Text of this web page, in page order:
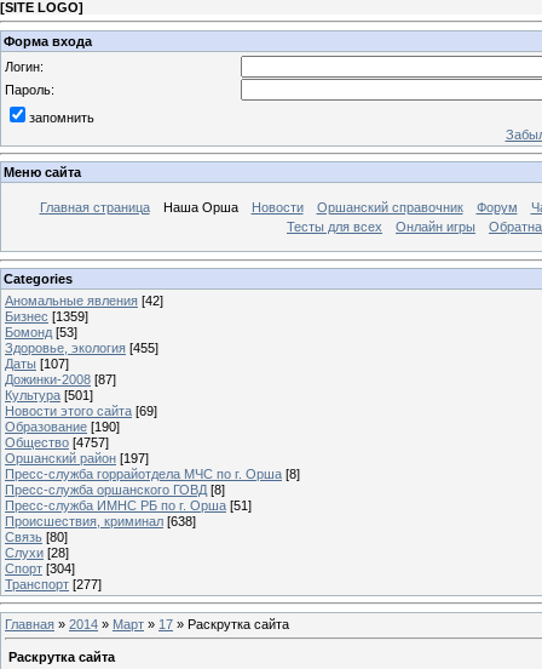
[SITE LOGO]
Форма входа
Логин:
Пароль:
запомнить
Меню сайта
Главная страница Наша Орша Новости Оршанский справочник Форум
Тесты для всех
Онлайн игры
Categories
Аномальные явления [42]
Бизнес [1359]
Бомонд [53]
Здоровье, экология [455]
Даты [107]
Дожинки-2008 [87]
Культура [501]
Новости этого сайта [69]
Образование [190]
Общество [4757]
Оршанский район [197]
Пресс-служба горрайотдела МЧС по г. Орша [8]
Пресс-служба оршанского ГОВД [8]
Пресс-служба ИМНС РБ по г. Орша [51]
Проиcшествия, криминал [638]
Связь [80]
Слухи [28]
Спорт [304]
Транспорт [277]
Главная » 2014 » Март » 17 » Раскрутка сайта
Раскрутка сайта